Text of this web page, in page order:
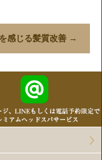
感じる髪質改善 →